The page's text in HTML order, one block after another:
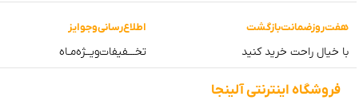
هفت‌روز‌ضمانت‌بازگشت
با خیال راحت خرید کنید
اطلاع‌رسانی‌و‌جوایز
تخـــفیفات‌ویــژه‌مـاه
فروشگاه‌ اینترنتی‌ آلینجا